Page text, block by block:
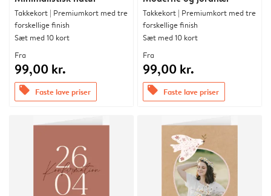
Takkekort | Premiumkort med tre
forskellige finish
Sæt med 10 kort
Fra
99,00 kr.
offers Faste lave priser
Takkekort | Premiumkort med tre
forskellige finish
Sæt med 10 kort
Fra
99,00 kr.
offers Faste lave priser